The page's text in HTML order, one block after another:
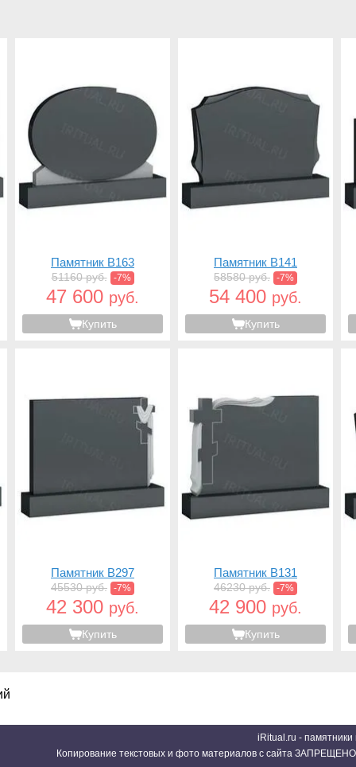
Памятник B163
51160 руб. -7%
47 600 руб.
Купить
Памятник B141
58580 руб. -7%
54 400 руб.
Купить
Памятник B297
45530 руб. -7%
42 300 руб.
Купить
Памятник B131
46230 руб. -7%
42 900 руб.
Купить
iRitual.ru -
Копирование текстовых и фото материалов с сайта